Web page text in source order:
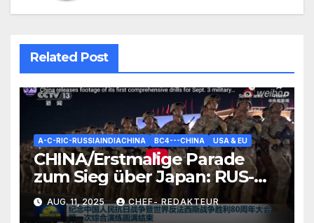
Related Post
A-C-RIC-RUSSIAINDIACHINA BC4---CHINA USA & EU
CHINA/Erstmalige Parade
zum Sieg über Japan: RUS-
Sieges-Feier-Tradition nun
auch in Peking
AUG. 11, 2025 CHEF- REDAKTEUR